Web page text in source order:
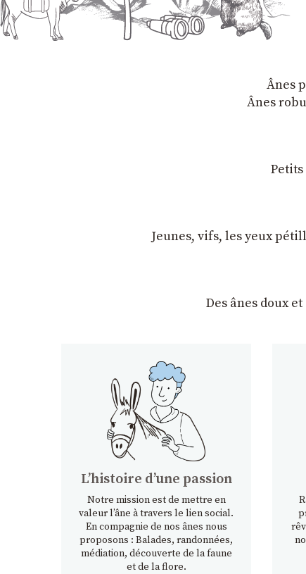
Ânes
Ânes
Jeunes, vifs, les yeux
Des ânes doux
Lʼhistoire dʼune passion
Notre mission est de mettre en
valeur l’âne à travers le lien social.
En compagnie de nos ânes nous
proposons : Balades, randonnées,
médiation, découverte de la faune
et de la flore.